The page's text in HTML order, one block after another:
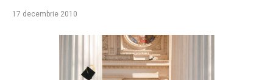
17 decembrie 2010